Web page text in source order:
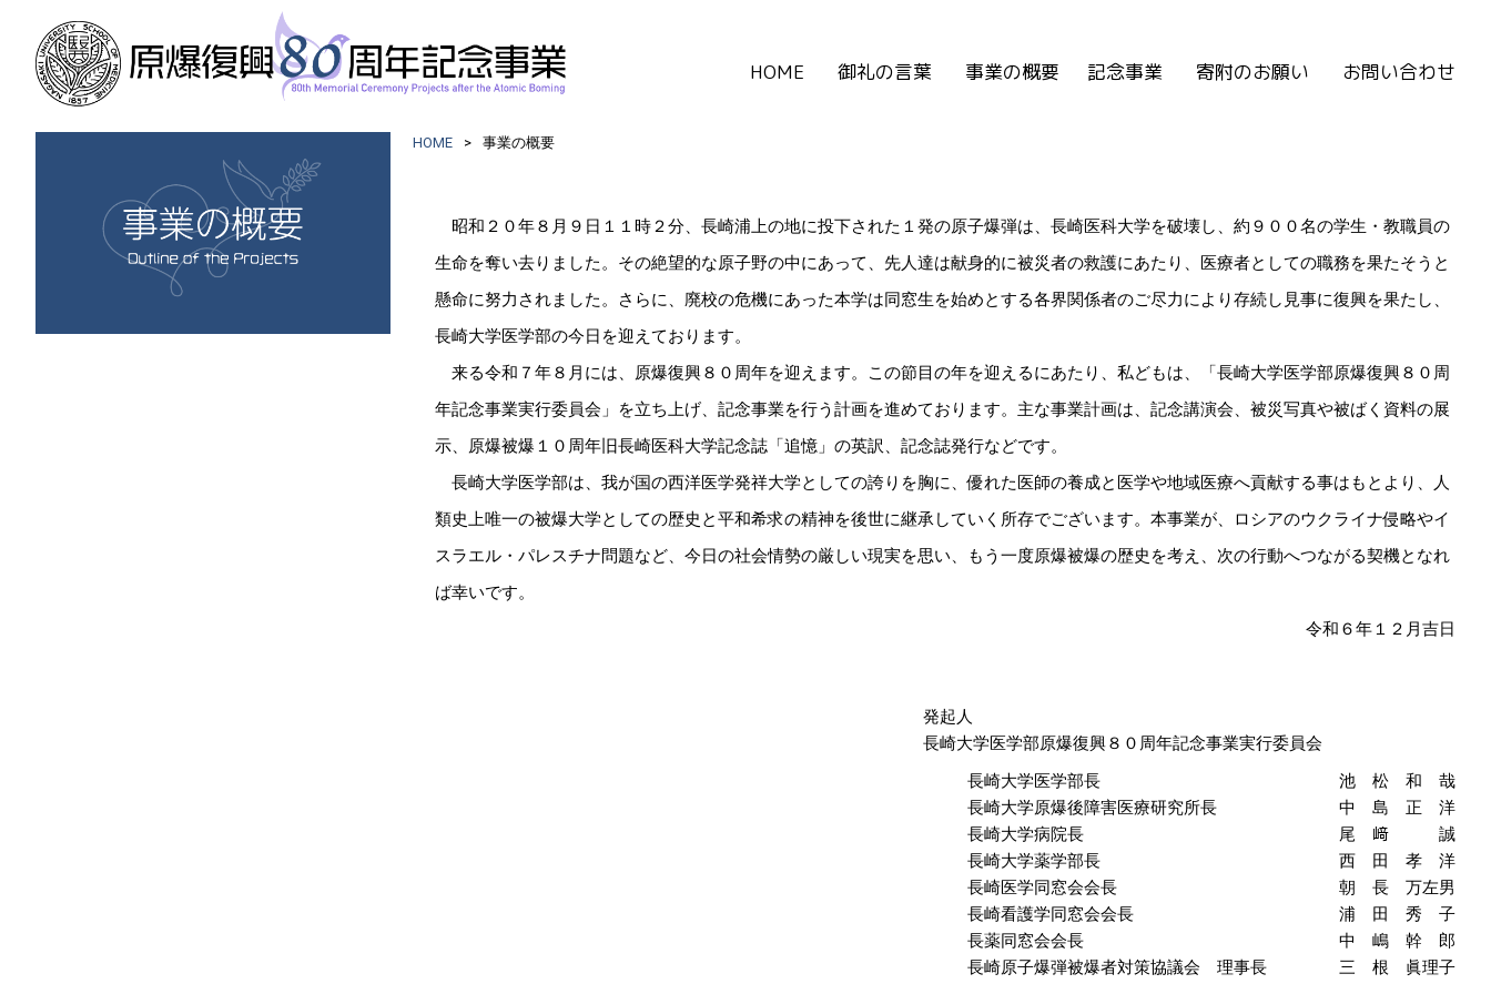
HOME 御礼の言葉 事業の概要 記念事業 寄附のお願い お問い合わせ
HOME 事業の概要
昭和２０年８月９日１１時２分、長崎浦上の地に投下された１発の原子爆弾は、長崎医科大学を破壊し、約９００名の学生・教職員の
生命を奪い去りました。その絶望的な原子野の中にあって、先人達は献身的に被災者の救護にあたり、医療者としての職務を果たそうと
懸命に努力されました。さらに、廃校の危機にあった本学は同窓生を始めとする各界関係者のご尽力により存続し見事に復興を果たし、
長崎大学医学部の今日を迎えております。
来る令和７年８月には、原爆復興８０周年を迎えます。この節目の年を迎えるにあたり、私どもは、「長崎大学医学部原爆復興８０周
年記念事業実行委員会」を立ち上げ、記念事業を行う計画を進めております。主な事業計画は、記念講演会、被災写真や被ばく資料の展
示、原爆被爆１０周年旧長崎医科大学記念誌「追憶」の英訳、記念誌発行などです。
長崎大学医学部は、我が国の西洋医学発祥大学としての誇りを胸に、優れた医師の養成と医学や地域医療へ貢献する事はもとより、人
類史上唯一の被爆大学としての歴史と平和希求の精神を後世に継承していく所存でございます。本事業が、ロシアのウクライナ侵略やイ
スラエル・パレスチナ問題など、今日の社会情勢の厳しい現実を思い、もう一度原爆被爆の歴史を考え、次の行動へつながる契機となれ
ば幸いです。
令和６年１２月吉日
発起人
長崎大学医学部原爆復興８０周年記念事業実行委員会
長崎大学医学部長
池 松 和 哉
長崎大学原爆後障害医療研究所長
中 島 正 洋
長崎大学病院長
尾 﨑 誠
長崎大学薬学部長
西 田 孝 洋
長崎医学同窓会会長
朝 長 万左男
長崎看護学同窓会会長
浦 田 秀 子
長薬同窓会会長
中 嶋 幹 郎
長崎原子爆弾被爆者対策協議会 理事長
三 根 眞理子